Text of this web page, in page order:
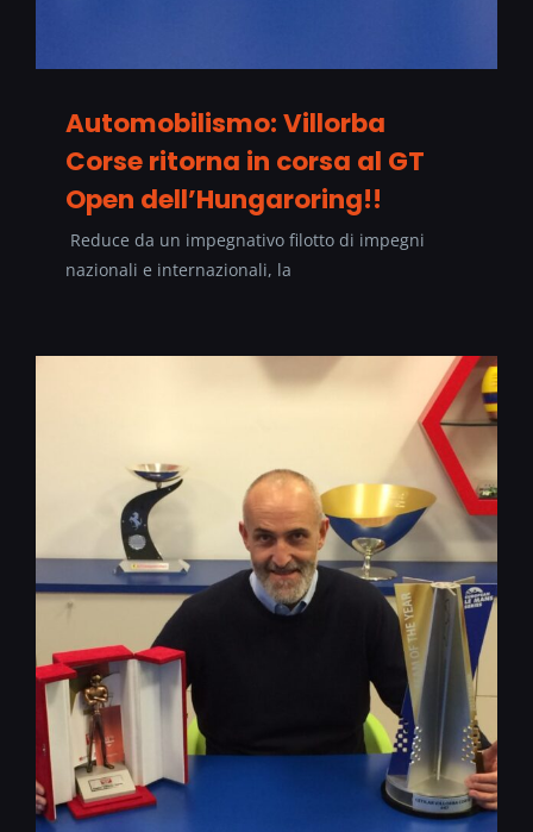
Automobilismo: Villorba
Corse ritorna in corsa al GT
Open dell’Hungaroring!!
Reduce da un impegnativo filotto di impegni
nazionali e internazionali, la